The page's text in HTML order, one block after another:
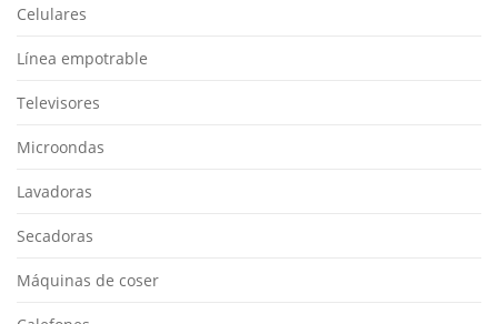
Celulares
Línea empotrable
Televisores
Microondas
Lavadoras
Secadoras
Máquinas de coser